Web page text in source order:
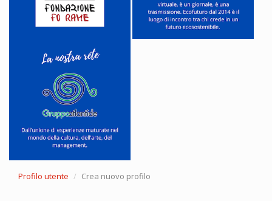
Profilo utente Crea nuovo profilo